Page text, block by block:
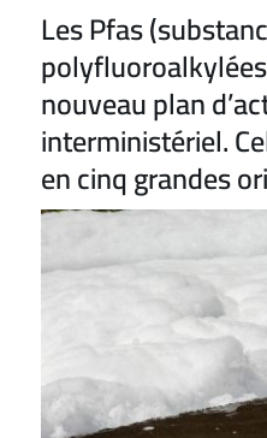
Les Pfas
nouveau plan
interministériel.
en cinq grandes